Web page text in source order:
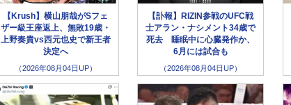
【Krush】横山朋哉がSフェ
ザー級王座返上、無敗19歳・
上野奏貴vs西元也史で新王者
決定へ
（2026年08月04日UP）
【訃報】RIZIN参戦のUFC戦
士アラン・ナシメント34歳で
死去 睡眠中に心臓発作か、
6月には試合も
（2026年08月04日UP）